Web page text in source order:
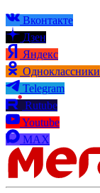
Вконтакте
Дзен
Яндекс
Одноклассники
Telegram
Rutube
Youtube
MAX